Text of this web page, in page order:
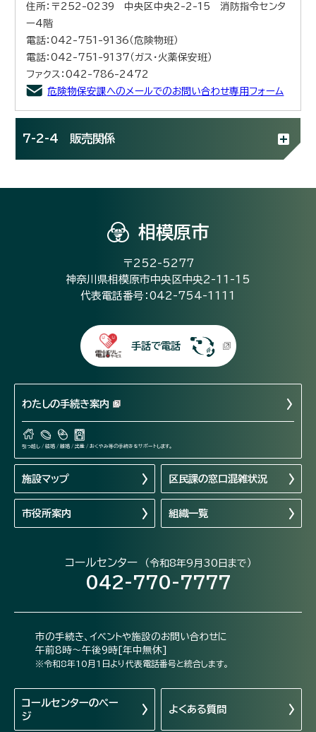
住所：〒252-0239 中央区中央2-2-15 消防指令センタ
ー4階
電話：042-751-9136（危険物班）
電話：042-751-9137（ガス・火薬保安班）
ファクス：042-786-2472
危険物保安課へのメールでのお問い合わせ専用フォーム
7-2-4 販売関係
相模原市
〒252-5277
神奈川県相模原市中央区中央2-11-15
代表電話番号：042-754-1111
手話で電話
わたしの手続き案内
引っ越し / 結婚 / 離婚 / 出産 / おくやみ等の手続きをサポートします。
施設マップ 区民課の窓口混雑状況
市役所案内 組織一覧
コールセンター （令和8年9月30日まで）
042-770-7777
市の手続き、イベントや施設のお問い合わせに
午前8時～午後9時[年中無休]
※令和8年10月1日より代表電話番号と統合します。
コールセンターのペー
ジ
よくある質問